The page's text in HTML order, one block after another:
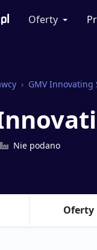
Oferty
GMV Innovating
Nie podano
Oferty